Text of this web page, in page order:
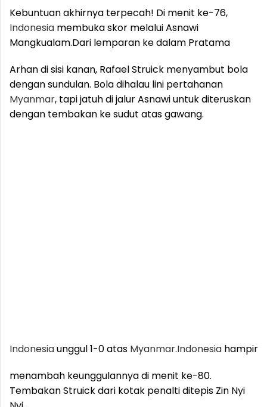
Kebuntuan akhirnya terpecah! Di menit ke-76,
Indonesia membuka skor melalui Asnawi
Mangkualam.Dari lemparan ke dalam Pratama
Arhan di sisi kanan, Rafael Struick menyambut bola
dengan sundulan. Bola dihalau lini pertahanan
Myanmar, tapi jatuh di jalur Asnawi untuk diteruskan
dengan tembakan ke sudut atas gawang.
Indonesiaunggul 1-0 atas Myanmar.Indonesia hampir
menambah keunggulannya di menit ke-80.
Tembakan Struick dari kotak penalti ditepis Zin Nyi